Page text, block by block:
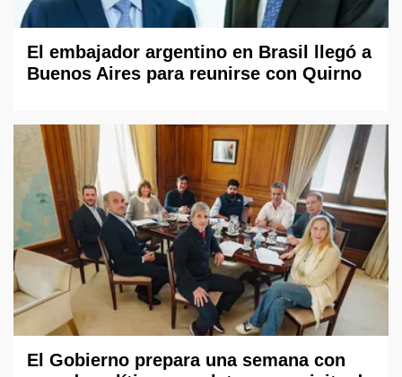
El embajador argentino en Brasil llegó a
Buenos Aires para reunirse con Quirno
El Gobierno prepara una semana con